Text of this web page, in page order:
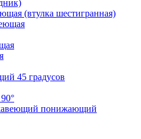
(втулка шестигранная)
45 градусов
понижающий